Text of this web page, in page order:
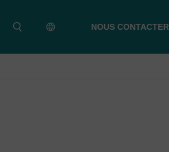
NOUS CONTACTER